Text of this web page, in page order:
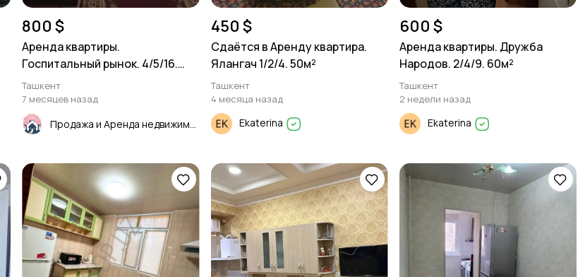
800 $
Аренда квартиры.
Госпитальный рынок. 4/5/16.
100м²
Ташкент
7 месяцев назад
450 $
Сдаётся в Аренду квартира.
Ялангач 1/2/4. 50м²
Ташкент
4 месяца назад
Ekaterina
600 $
Аренда квартиры. Дружба
Народов. 2/4/9. 60м²
Ташкент
2 недели назад
Ekaterina